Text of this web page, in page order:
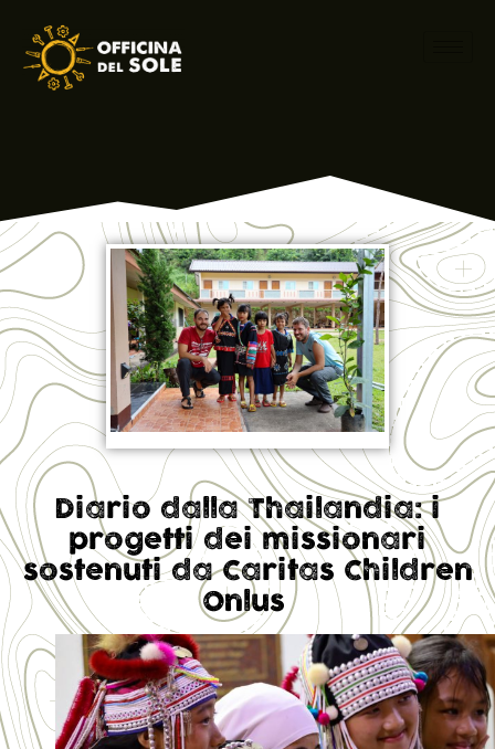
Diario dalla Thailandia: i
progetti dei missionari
sostenuti da Caritas Children
Onlus